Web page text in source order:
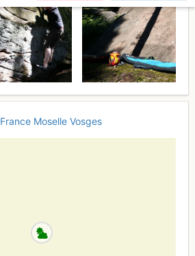
France Moselle Vosges